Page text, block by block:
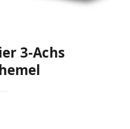
3-Achs